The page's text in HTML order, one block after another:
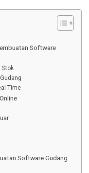
Software
Stok
Time
Software Gudang